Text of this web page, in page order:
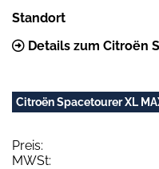
Standort
Details zum Citroën
Citroën Spacetourer XL
Preis:
MWSt: